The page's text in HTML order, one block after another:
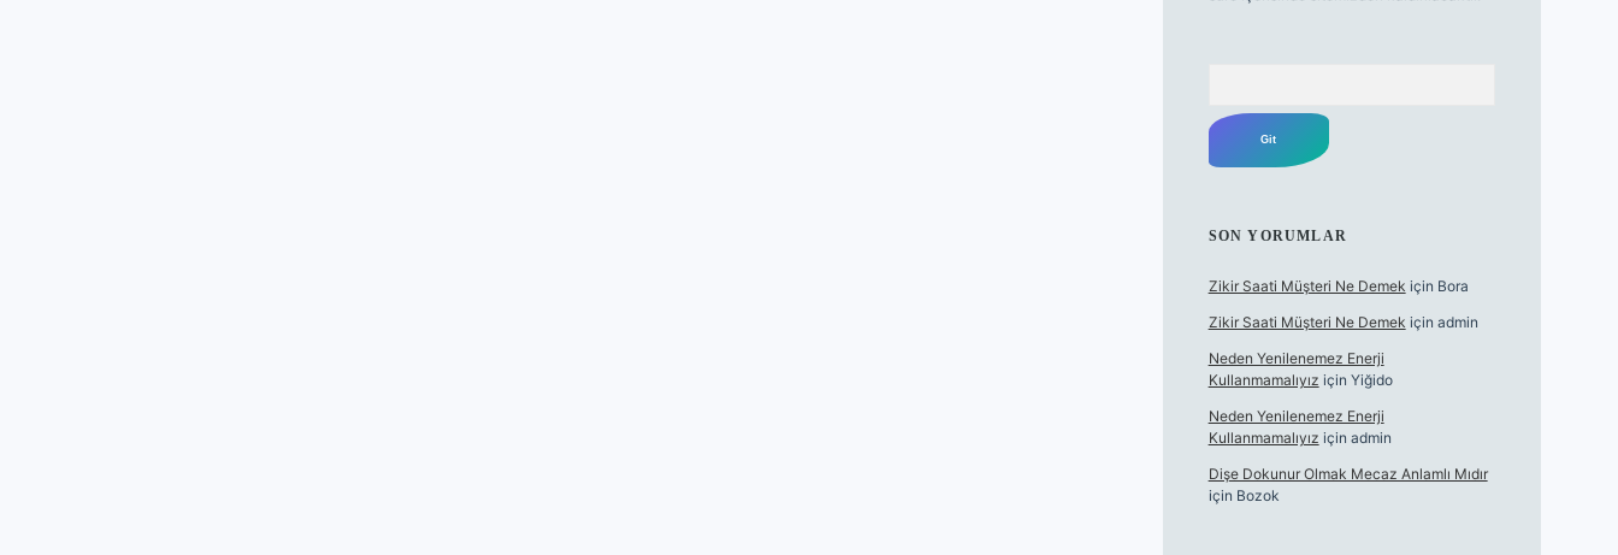
SON YORUMLAR
Zikir Saati Müşteri Ne Demek için Bora
Zikir Saati Müşteri Ne Demek için admin
Neden Yenilenemez Enerji
Kullanmamalıyız için Yiğido
Neden Yenilenemez Enerji
Kullanmamalıyız için admin
Dişe Dokunur Olmak Mecaz Anlamlı Mıdır
için Bozok